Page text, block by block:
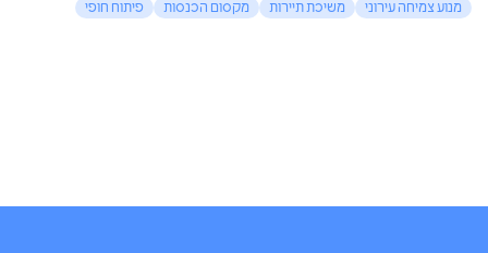
מנוע צמיחה עירוני
משיכת תיירות מקסום הכנסות פיתוח חופי